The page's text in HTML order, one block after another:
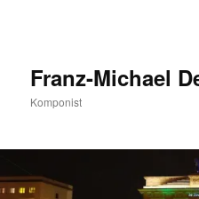
Franz-Michael
Komponist